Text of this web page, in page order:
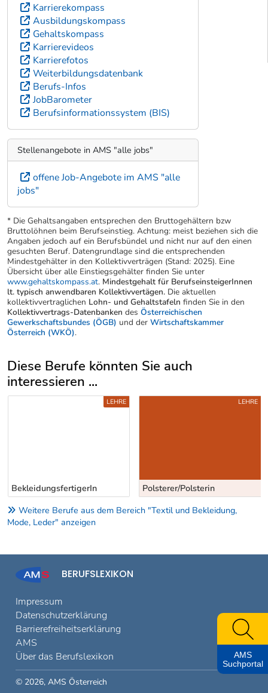
Karrierekompass
Ausbildungskompass
Gehaltskompass
Karrierevideos
Karrierefotos
Weiterbildungsdatenbank
Berufs-Infos
JobBarometer
Berufsinformationssystem (BIS)
Stellenangebote in AMS "alle jobs"
offene Job-Angebote im AMS "alle
jobs"
* Die Gehaltsangaben entsprechen den Bruttogehältern bzw
Bruttolöhnen beim Berufseinstieg. Achtung: meist beziehen sich die
Angaben jedoch auf ein Berufsbündel und nicht nur auf den einen
gesuchten Beruf. Datengrundlage sind die entsprechenden
Mindestgehälter in den Kollektivverträgen (Stand: 2025). Eine
Übersicht über alle Einstiegsgehälter finden Sie unter
www.gehaltskompass.at. Mindestgehalt für BerufseinsteigerInnen
lt. typisch anwendbaren Kollektivvertägen. Die aktuellen
kollektivvertraglichen Lohn- und Gehaltstafeln finden Sie in den
Kollektivvertrags-Datenbanken des Österreichischen
Gewerkschaftsbundes (ÖGB) und der Wirtschaftskammer
Österreich (WKÖ).
Diese Berufe könnten Sie auch
interessieren ...
Uber weitere Berufsvorschläge
BekleidungsfertigerIn
LEHRE
Polsterer/Polsterin
LEHRE
Weitere Berufe aus dem Bereich "Textil und Bekleidung,
Mode, Leder" anzeigen
BERUFSLEXIKON
Impressum
Datenschutzerklärung
Barrierefreiheitserklärung
AMS
Über das Berufslexikon
© 2026, AMS Österreich
AMS
Suchportal